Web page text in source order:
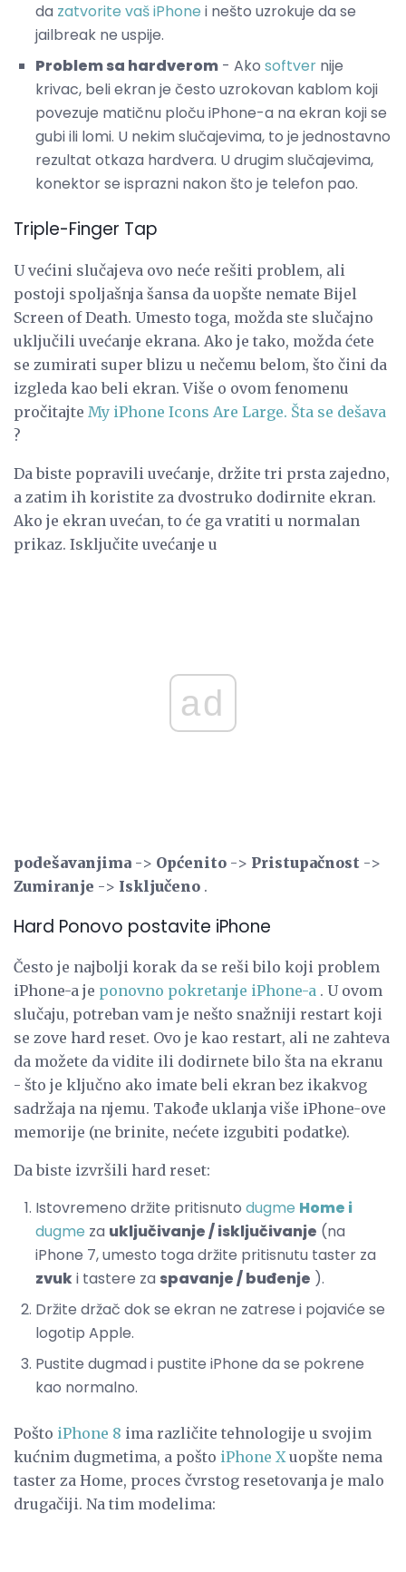
da zatvorite vaš iPhone i nešto uzrokuje da se
jailbreak ne uspije.
Problem sa hardverom - Ako softver nije
krivac, beli ekran je često uzrokovan kablom koji
povezuje matičnu ploču iPhone-a na ekran koji se
gubi ili lomi. U nekim slučajevima, to je jednostavno
rezultat otkaza hardvera. U drugim slučajevima,
konektor se isprazni nakon što je telefon pao.
Triple-Finger Tap
U većini slučajeva ovo neće rešiti problem, ali
postoji spoljašnja šansa da uopšte nemate Bijel
Screen of Death. Umesto toga, možda ste slučajno
uključili uvećanje ekrana. Ako je tako, možda ćete
se zumirati super blizu u nečemu belom, što čini da
izgleda kao beli ekran. Više o ovom fenomenu
pročitajte My iPhone Icons Are Large. Šta se dešava
?
Da biste popravili uvećanje, držite tri prsta zajedno,
a zatim ih koristite za dvostruko dodirnite ekran.
Ako je ekran uvećan, to će ga vratiti u normalan
prikaz. Isključite uvećanje u
ad
podešavanjima -> Općenito -> Pristupačnost ->
Zumiranje -> Isključeno .
Hard Ponovo postavite iPhone
Često je najbolji korak da se reši bilo koji problem
iPhone-a je ponovno pokretanje iPhone-a . U ovom
slučaju, potreban vam je nešto snažniji restart koji
se zove hard reset. Ovo je kao restart, ali ne zahteva
da možete da vidite ili dodirnete bilo šta na ekranu
- što je ključno ako imate beli ekran bez ikakvog
sadržaja na njemu. Takođe uklanja više iPhone-ove
memorije (ne brinite, nećete izgubiti podatke).
Da biste izvršili hard reset:
Istovremeno držite pritisnuto dugme Home i
dugme za uključivanje / isključivanje (na
iPhone 7, umesto toga držite pritisnutu taster za
zvuki tastere za spavanje / buđenje ).
Držite držač dok se ekran ne zatrese i pojaviće se
logotip Apple.
Pustite dugmad i pustite iPhone da se pokrene
kao normalno.
Pošto iPhone 8 ima različite tehnologije u svojim
kućnim dugmetima, a pošto iPhone Xuopšte nema
taster za Home, proces čvrstog resetovanja je malo
drugačiji. Na tim modelima: